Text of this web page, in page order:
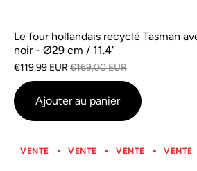
Le four hollandais recyclé Tasman
noir - Ø29 cm / 11.4"
€119,99 EUR €169,00 EUR
Ajouter au panier
VENTE VENTE VENTE VENTE